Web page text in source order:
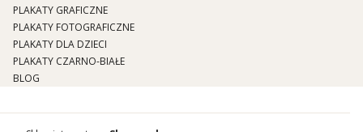
PLAKATY GRAFICZNE
PLAKATY FOTOGRAFICZNE
PLAKATY DLA DZIECI
PLAKATY CZARNO-BIAŁE
BLOG